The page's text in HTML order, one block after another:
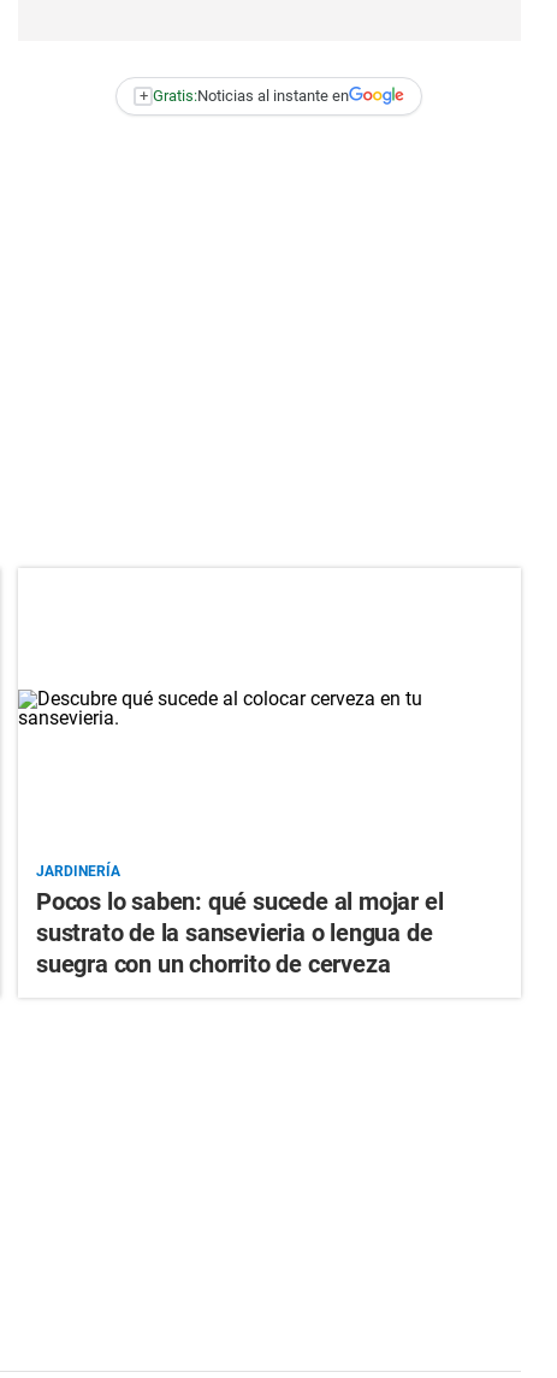
+ Gratis:Noticias al instante en
JARDINERÍA
Pocos lo saben: qué sucede al mojar el
sustrato de la sansevieria o lengua de
suegra con un chorrito de cerveza